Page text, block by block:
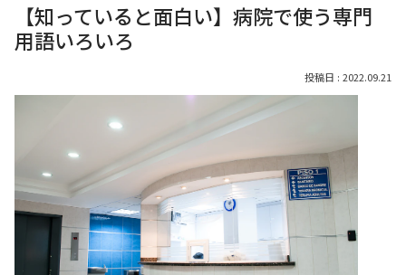
【知っていると面白い】病院で使う専門
用語いろいろ
2022.09.21